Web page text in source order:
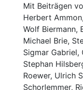
Mit Beiträgen
Herbert
Wolf Biermann,
Michael Brie,
Sigmar Gabriel,
Stephan
Roewer, Ulrich
Schorlemmer,